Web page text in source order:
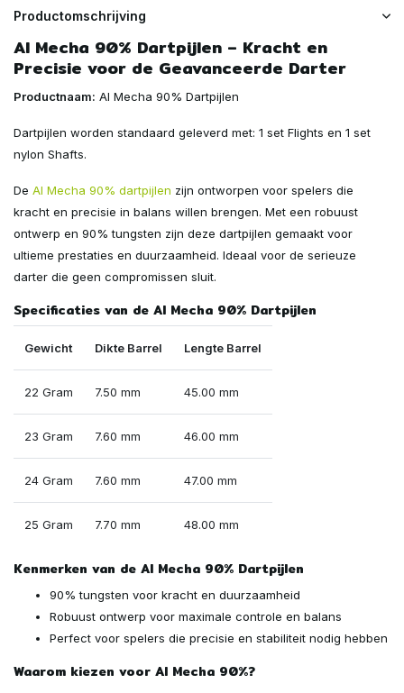
Productomschrijving
AI Mecha 90% Dartpijlen – Kracht en
Precisie voor de Geavanceerde Darter
Productnaam: AI Mecha 90% Dartpijlen
Dartpijlen worden standaard geleverd met: 1 set Flights en 1 set
nylon Shafts.
De AI Mecha 90% dartpijlen zijn ontworpen voor spelers die
kracht en precisie in balans willen brengen. Met een robuust
ontwerp en 90% tungsten zijn deze dartpijlen gemaakt voor
ultieme prestaties en duurzaamheid. Ideaal voor de serieuze
darter die geen compromissen sluit.
Specificaties van de AI Mecha 90% Dartpijlen
Gewicht Dikte Barrel Lengte Barrel
22 Gram 7.50 mm 45.00 mm
23 Gram 7.60 mm 46.00 mm
24 Gram 7.60 mm 47.00 mm
25 Gram 7.70 mm 48.00 mm
Kenmerken van de AI Mecha 90% Dartpijlen
90% tungsten voor kracht en duurzaamheid
Robuust ontwerp voor maximale controle en balans
Perfect voor spelers die precisie en stabiliteit nodig hebben
Waarom kiezen voor AI Mecha 90%?